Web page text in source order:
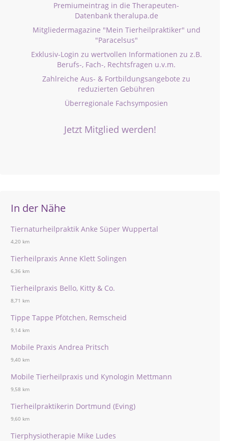
Premiumeintrag in die Therapeuten-
Datenbank theralupa.de
Mitgliedermagazine "Mein Tierheilpraktiker" und
"Paracelsus"
Exklusiv-Login zu wertvollen Informationen zu z.B.
Berufs-, Fach-, Rechtsfragen u.v.m.
Zahlreiche Aus- & Fortbildungsangebote zu
reduzierten Gebühren
Überregionale Fachsymposien
Jetzt Mitglied werden!
In der Nähe
Tiernaturheilpraktik Anke Süper Wuppertal
4,20 km
Tierheilpraxis Anne Klett Solingen
6,36 km
Tierheilpraxis Bello, Kitty & Co.
8,71 km
Tippe Tappe Pfötchen, Remscheid
9,14 km
Mobile Praxis Andrea Pritsch
9,40 km
Mobile Tierheilpraxis und Kynologin Mettmann
9,58 km
Tierheilpraktikerin Dortmund (Eving)
9,60 km
Tierphysiotherapie Mike Ludes